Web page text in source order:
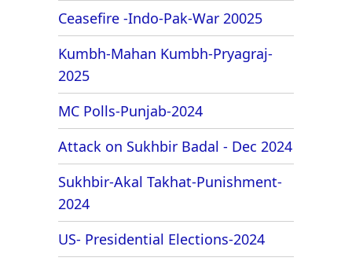
Ceasefire -Indo-Pak-War 20025
Kumbh-Mahan Kumbh-Pryagraj-
2025
MC Polls-Punjab-2024
Attack on Sukhbir Badal - Dec 2024
Sukhbir-Akal Takhat-Punishment-
2024
US- Presidential Elections-2024